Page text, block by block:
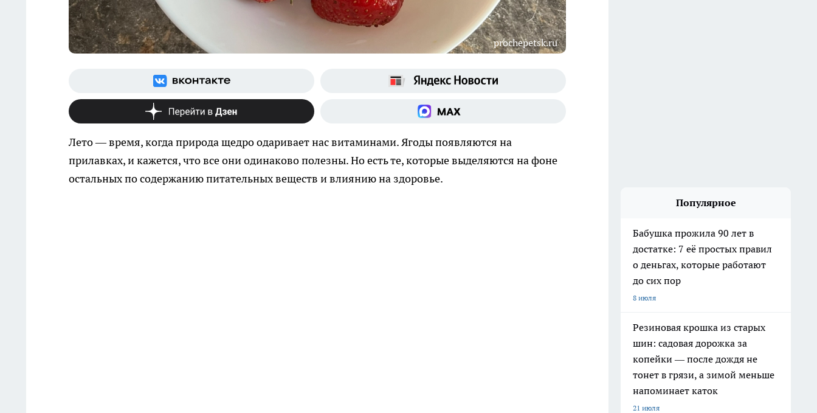
prochepetsk.ru
Лето — время, когда природа щедро одаривает нас витаминами. Ягоды появляются на
прилавках, и кажется, что все они одинаково полезны. Но есть те, которые выделяются на фоне
остальных по содержанию питательных веществ и влиянию на здоровье.
Популярное
Бабушка прожила 90 лет в
достатке: 7 её простых правил
о деньгах, которые работают
до сих пор
8 июля
Резиновая крошка из старых
шин: садовая дорожка за
копейки — после дождя не
тонет в грязи, а зимой меньше
напоминает каток
21 июля